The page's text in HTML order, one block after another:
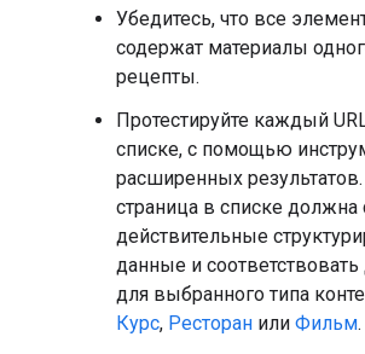
Убедитесь, что все
содержат материалы
рецепты.
Протестируйте каждый
списке, с помощью
расширенных
страница в списке должна
действительные
данные и
для выбранного типа
Курс, Ресторан или Фильм.